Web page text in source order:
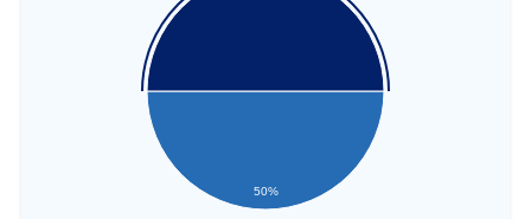
50%